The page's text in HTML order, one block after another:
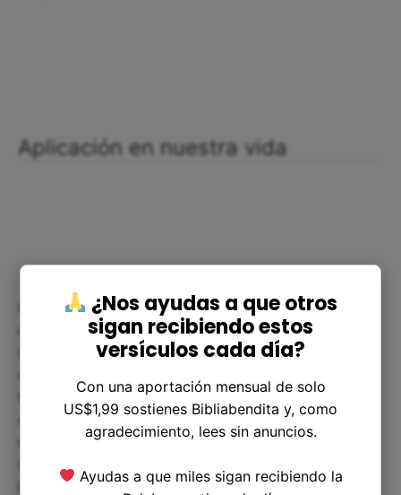
Aplicación en nuestra vida
Como cristianos, debemos ser conscientes de lo
que está sucediendo en el mundo y estar
dispuestos a enfrentar las pruebas y dificultades
tener fe en que Dios está trabajando en todas las
cosas y tomar medidas para ser más activos en
nuestra fe. Podemos hacer esto a través de la
oración, buscando la sabiduría divina a través de
la lectura de las Escrituras y tratando de amar y
¿Nos ayudas a que otros
sigan recibiendo estos
versículos cada día?
Con una aportación mensual de solo
US$1,99 sostienes Bibliabendita y, como
agradecimiento, lees sin anuncios.
Ayudas a que miles sigan recibiendo la